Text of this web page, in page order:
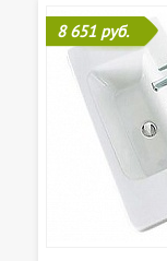
8 651 руб.